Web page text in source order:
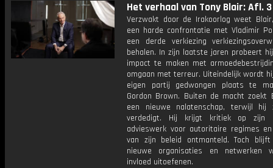
Het verhaal van Tony Blair: Afl. 3
Verzwakt door de Irakoorlog weet
een harde confrontatie met Vladimir
een derde verkiezing
behalen. In zijn laatste jaren probeert
impact te maken met
omgaan met terreur. Uiteindelijk wordt
eigen partij gedwongen plaats te
Gordon Brown. Buiten de macht zoekt
een nieuwe nalatenschap, terwijl hij
verdedigt. Hij krijgt kritiek op zijn
advieswerk voor autoritaire regimes
van zijn beleid ontmanteld. Toch
nieuwe organisaties en netwerken
invloed uitoefenen.